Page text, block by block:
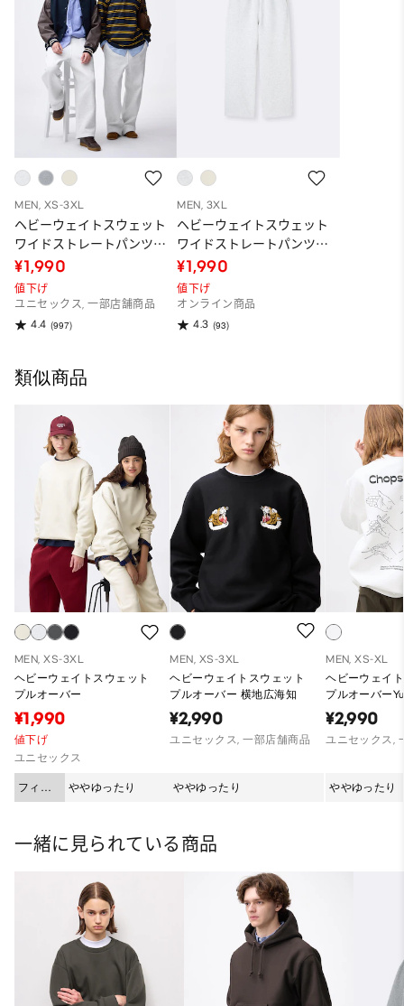
MEN, XS-3XL
ヘビーウェイトスウェット
ワイドストレートパンツ
(丈標準69.0～73.0cm)
¥1,990
値下げ
ユニセックス, 一部店舗商品
4.4 (997)
MEN, 3XL
ヘビーウェイトスウェット
ワイドストレートパンツ
(丈長め77.0～81.0cm)
¥1,990
値下げ
オンライン商品
4.3 (93)
類似商品
MEN, XS-3XL
ヘビーウェイトスウェット
プルオーバー
¥1,990
値下げ
ユニセックス
フィッ
ト
ややゆったり
MEN, XS-3XL
ヘビーウェイトスウェット
プルオーバー 横地広海知
¥2,990
ユニセックス, 一部店舗商品
ややゆったり
MEN, XS-XL
ヘビーウェイ
プルオーバー
¥2,990
ユニセックス,
ややゆったり
一緒に見られている商品